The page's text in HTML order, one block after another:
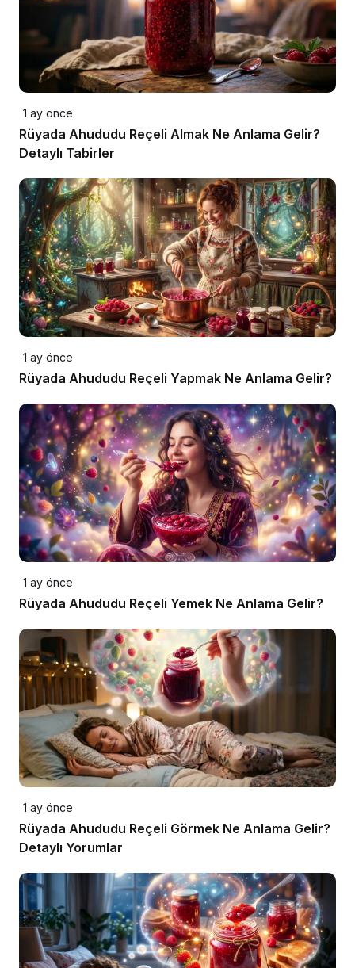
1 ay önce
Rüyada Ahududu Reçeli Almak Ne Anlama Gelir?
Detaylı Tabirler
1 ay önce
Rüyada Ahududu Reçeli Yapmak Ne Anlama Gelir?
1 ay önce
Rüyada Ahududu Reçeli Yemek Ne Anlama Gelir?
1 ay önce
Rüyada Ahududu Reçeli Görmek Ne Anlama Gelir?
Detaylı Yorumlar